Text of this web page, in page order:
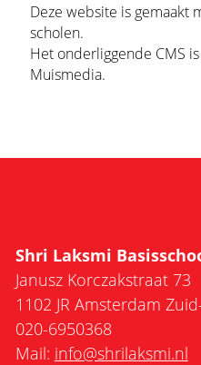
Deze website is gemaakt
scholen.
Het onderliggende CMS
Muismedia.
Shri Laksmi
Janusz Korczakstraat 73
1102 JR Amsterdam
020-6950368
Mail: info@shrilaksmi.nl